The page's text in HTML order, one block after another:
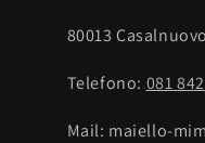
80013
Telefono: 081
Mail: maiello-